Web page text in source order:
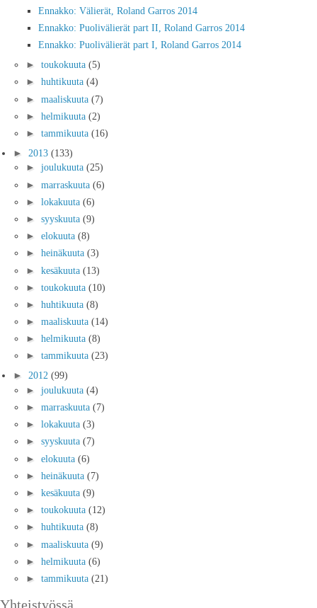
Ennakko: Välierät, Roland Garros 2014
Ennakko: Puolivälierät part II, Roland Garros 2014
Ennakko: Puolivälierät part I, Roland Garros 2014
► toukokuuta (5)
► huhtikuuta (4)
► maaliskuuta (7)
► helmikuuta (2)
► tammikuuta (16)
► 2013 (133)
► joulukuuta (25)
► marraskuuta (6)
► lokakuuta (6)
► syyskuuta (9)
► elokuuta (8)
► heinäkuuta (3)
► kesäkuuta (13)
► toukokuuta (10)
► huhtikuuta (8)
► maaliskuuta (14)
► helmikuuta (8)
► tammikuuta (23)
► 2012 (99)
► joulukuuta (4)
► marraskuuta (7)
► lokakuuta (3)
► syyskuuta (7)
► elokuuta (6)
► heinäkuuta (7)
► kesäkuuta (9)
► toukokuuta (12)
► huhtikuuta (8)
► maaliskuuta (9)
► helmikuuta (6)
► tammikuuta (21)
Yhteistyössä